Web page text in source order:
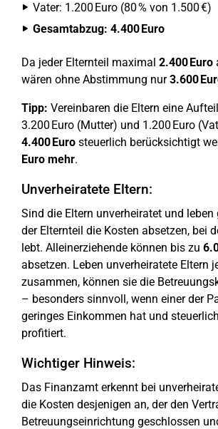
Vater: 1.200 Euro (80 % von 1.500 €)
Gesamtabzug: 4.400 Euro
Da jeder Elternteil maximal 2.400 Euro
wären ohne Abstimmung nur3.600
Tipp: Vereinbaren die Eltern eine
3.200 Euro (Mutter) und 1.200 Euro
4.400 Euro steuerlich berücksichtigt
Euro mehr.
Unverheiratete Eltern:
Sind die Eltern unverheiratet und leben
der Elternteil die Kosten absetzen, bei
lebt. Alleinerziehende können bis zu
absetzen. Leben unverheiratete Eltern
zusammen, können sie die
– besonders sinnvoll, wenn einer der
geringes Einkommen hat und
profitiert.
Wichtiger Hinweis:
Das Finanzamt erkennt bei
die Kosten desjenigen an, der den
Betreuungseinrichtung geschlossen